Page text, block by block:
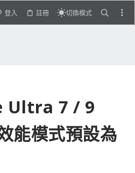
登入 註冊 切換模式
Ultra 7 / 9
能模式預設為